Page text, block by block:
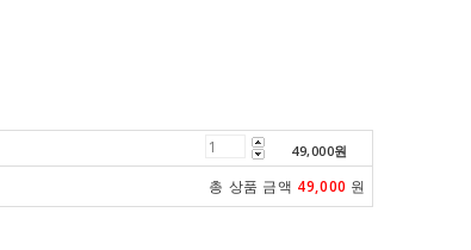
49,000원
총 상품 금액 49,000 원